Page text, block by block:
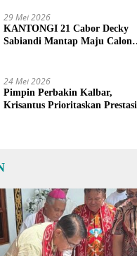
29 Mei 2026
KANTONGI 21 Cabor Decky
Sabiandi Mantap Maju Calon
24 Mei 2026
Pimpin Perbakin Kalbar,
Krisantus Prioritaskan Prestasi